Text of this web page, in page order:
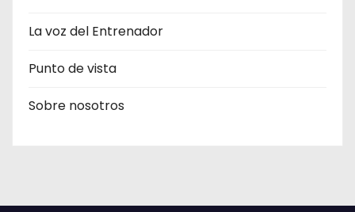
La voz del Entrenador
Punto de vista
Sobre nosotros